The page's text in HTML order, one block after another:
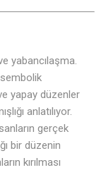
yabancılaşma.
yapay düzenler
anlatılıyor.
gerçek
bir düzenin
kırılması